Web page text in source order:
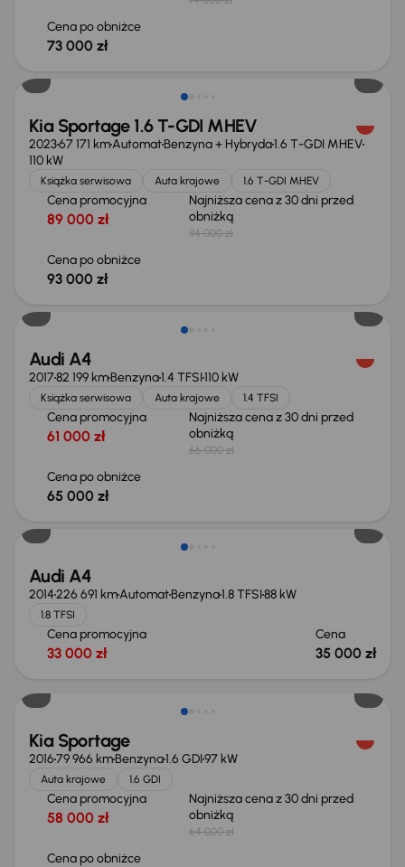
Cena po obniżce
73 000 zł
Kia Sportage 1.6 T-GDI MHEV
202367 171 kmAutomatBenzyna + Hybryda1.6 T-GDI MHEV
110 kW
Książka serwisowa Auta krajowe 1.6 T-GDI MHEV
Cena promocyjna
89 000 zł
Najniższa cena z 30 dni przed
obniżką
94 000 zł
Cena po obniżce
93 000 zł
Audi A4
201782 199 kmBenzyna1.4 TFSI110 kW
Książka serwisowa Auta krajowe 1.4 TFSI
Cena promocyjna
61 000 zł
Najniższa cena z 30 dni przed
obniżką
66 000 zł
Cena po obniżce
65 000 zł
Audi A4
2014226 691 kmAutomatBenzyna1.8 TFSI88 kW
1.8 TFSI
Cena promocyjna
33 000 zł
Cena
35 000 zł
Kia Sportage
201679 966 kmBenzyna1.6 GDI97 kW
Auta krajowe 1.6 GDI
Cena promocyjna
58 000 zł
Najniższa cena z 30 dni przed
obniżką
64 000 zł
Cena po obniżce